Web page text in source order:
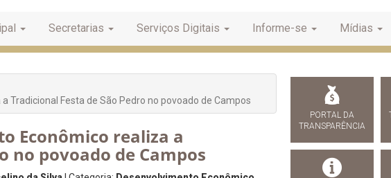
Secretarias Serviços Digitais Informe-se Mídias
Tradicional Festa de São Pedro no povoado de Campos
Econômico realiza a
no povoado de Campos
PORTAL DA
TRANSPARÊNCIA